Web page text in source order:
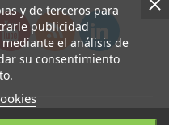
y de terceros para
publicidad
el análisis de
su consentimiento
Rights Reserved.